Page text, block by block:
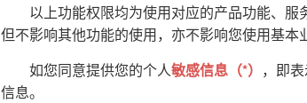
以上功能权限均为使用对应的产品功能、
但不影响其他功能的使用，亦不影响您使用基本
如您同意提供您的个人敏感信息（*） ，即
信息。